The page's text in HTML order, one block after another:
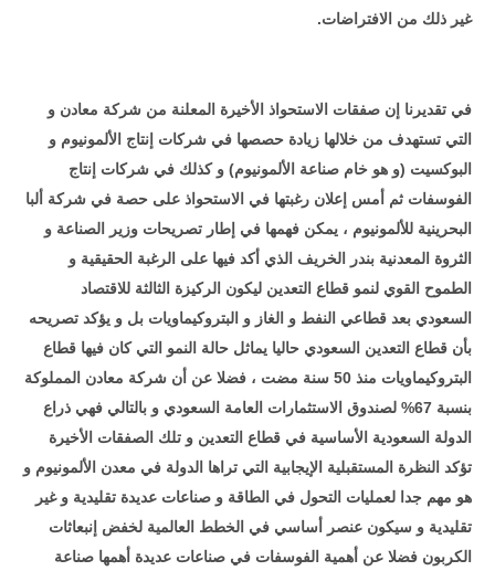
غير ذلك من الافتراضات.
في تقديرنا إن صفقات الاستحواذ الأخيرة المعلنة من شركة معادن و
التي تستهدف من خلالها زيادة حصصها في شركات إنتاج الألمونيوم و
البوكسيت (و هو خام صناعة الألمونيوم) و كذلك في شركات إنتاج
الفوسفات ثم أمس إعلان رغبتها في الاستحواذ على حصة في شركة ألبا
البحرينية للألمونيوم ، يمكن فهمها في إطار تصريحات وزير الصناعة و
الثروة المعدنية بندر الخريف الذي أكد فيها على الرغبة الحقيقية و
الطموح القوي لنمو قطاع التعدين ليكون الركيزة الثالثة للاقتصاد
السعودي بعد قطاعي النفط و الغاز و البتروكيماويات بل و يؤكد تصريحه
بأن قطاع التعدين السعودي حاليا يماثل حالة النمو التي كان فيها قطاع
البتروكيماويات منذ 50 سنة مضت ، فضلا عن أن شركة معادن المملوكة
بنسبة 67% لصندوق الاستثمارات العامة السعودي و بالتالي فهي ذراع
الدولة السعودية الأساسية في قطاع التعدين و تلك الصفقات الأخيرة
تؤكد النظرة المستقبلية الإيجابية التي تراها الدولة في معدن الألمونيوم و
هو مهم جدا لعمليات التحول في الطاقة و صناعات عديدة تقليدية و غير
تقليدية و سيكون عنصر أساسي في الخطط العالمية لخفض إنبعاثات
الكربون فضلا عن أهمية الفوسفات في صناعات عديدة أهمها صناعة